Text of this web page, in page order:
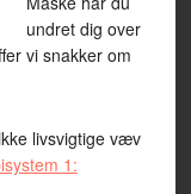
undret dig over
vi snakker om
livsvigtige væv
1: